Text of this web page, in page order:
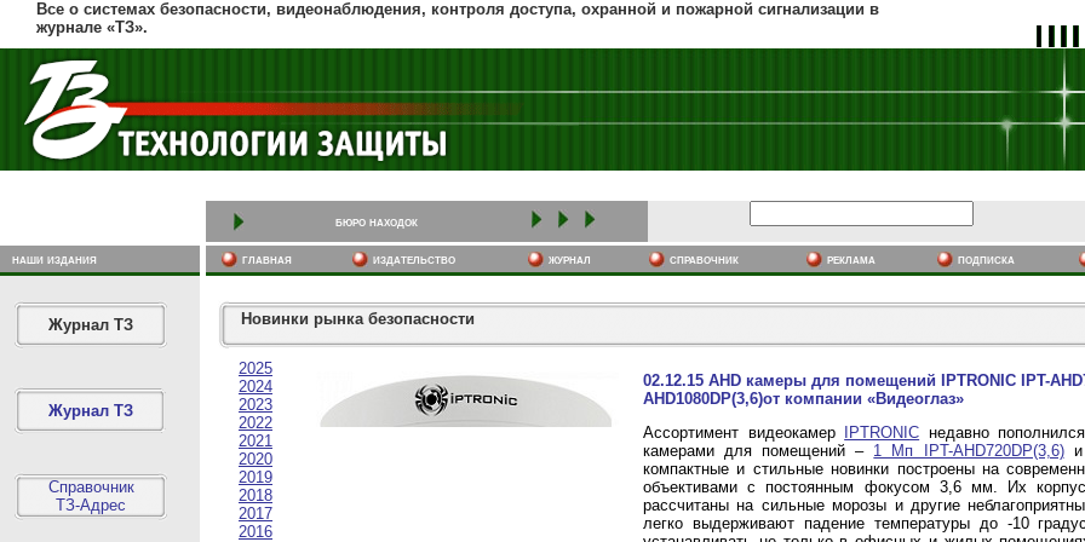
Все о системах безопасности, видеонаблюдения, контроля доступа, охранной и пожарной сигнализации в
журнале «ТЗ».
бюро находок
наши издания главная издательство журнал cправочник реклама подписка
Журнал ТЗ
Журнал ТЗ
Справочник
ТЗ-Адрес
Новинки рынка безопасности
2025
2024
2023
2022
2021
2020
2019
2018
2017
2016
02.12.15 AHD камеры для помещений IPTRONIC IPT-
AHD1080DP(3,6)от компании «Видеоглаз»
Ассортимент видеокамер
IPTRONIC недавно
камерами для помещений – 1 Мп IPT-AHD720DP(3,6)и
компактные и стильные новинки построены на
объективами с постоянным фокусом 3,6 мм. Их
рассчитаны на сильные морозы и другие
легко выдерживают падение температуры до -10